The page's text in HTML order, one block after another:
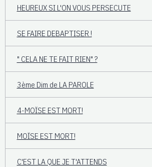
HEUREUX SI L'ON VOUS PERSECUTE
SE FAIRE DEBAPTISER !
" CELA NE TE FAIT RIEN" ?
3ème Dim de LA PAROLE
4-MOÏSE EST MORT!
MOÏSE EST MORT!
C'EST LA QUE JE T'ATTENDS